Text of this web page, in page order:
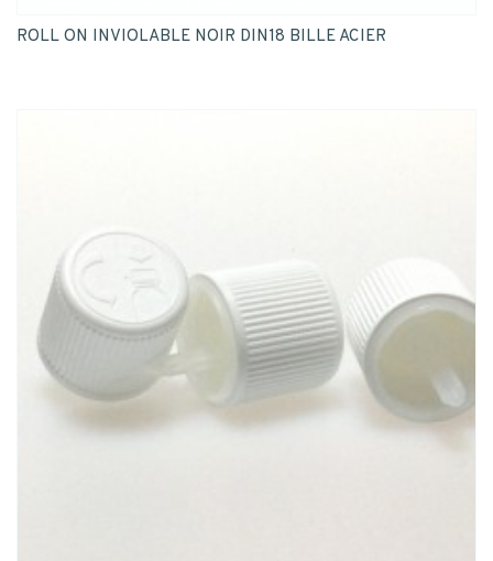
ROLL ON INVIOLABLE NOIR DIN18 BILLE ACIER